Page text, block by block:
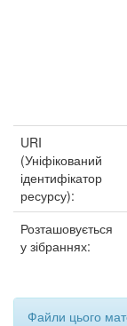
URI
(Уніфікований
ідентифікатор
ресурсу):
Розташовується
у зібраннях:
Файли цього